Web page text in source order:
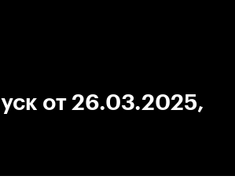
от 26.03.2025,